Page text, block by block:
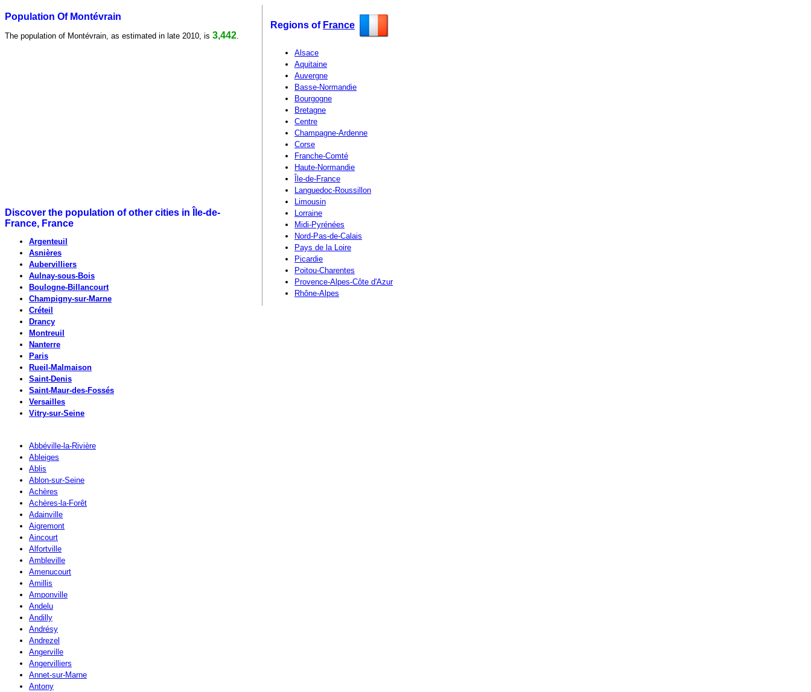
Population Of Montévrain
The population of Montévrain, as estimated in late 2010, is 3,442
Discover the population of other cities in Île-de-
France, France
Argenteuil
Asnières
Aubervilliers
Aulnay-sous-Bois
Boulogne-Billancourt
Champigny-sur-Marne
Créteil
Drancy
Montreuil
Nanterre
Paris
Rueil-Malmaison
Saint-Denis
Saint-Maur-des-Fossés
Versailles
Vitry-sur-Seine
Abbéville-la-Rivière
Ableiges
Ablis
Ablon-sur-Seine
Achères
Achères-la-Forêt
Adainville
Aigremont
Aincourt
Alfortville
Ambleville
Amenucourt
Amillis
Amponville
Andelu
Andilly
Andrésy
Andrezel
Angerville
Angervilliers
Annet-sur-Marne
Antony
Regions of France
Alsace
Aquitaine
Auvergne
Basse-Normandie
Bourgogne
Bretagne
Centre
Champagne-Ardenne
Corse
Franche-Comté
Haute-Normandie
Île-de-France
Languedoc-Roussillon
Limousin
Lorraine
Midi-Pyrénées
Nord-Pas-de-Calais
Pays de la Loire
Picardie
Poitou-Charentes
Provence-Alpes-Côte d'Azur
Rhône-Alpes